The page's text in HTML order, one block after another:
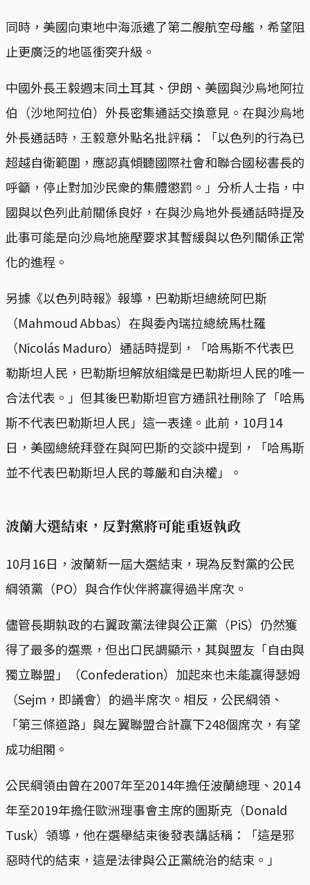
同時，美國向東地中海派遣了第二艘航空母艦，希望阻
止更廣泛的地區衝突升級。
中國外長王毅週末同土耳其、伊朗、美國與沙烏地阿拉
伯（沙地阿拉伯）外長密集通話交換意見。在與沙烏地
外長通話時，王毅意外點名批評稱：「以色列的行為已
超越自衛範圍，應認真傾聽國際社會和聯合國秘書長的
呼籲，停止對加沙民衆的集體懲罰。」分析人士指，中
國與以色列此前關係良好，在與沙烏地外長通話時提及
此事可能是向沙烏地施壓要求其暫緩與以色列關係正常
化的進程。
另據《以色列時報》報導，巴勒斯坦總統阿巴斯
（Mahmoud Abbas）在與委內瑞拉總統馬杜羅
（Nicolás Maduro）通話時提到，「哈馬斯不代表巴
勒斯坦人民，巴勒斯坦解放組織是巴勒斯坦人民的唯一
合法代表。」但其後巴勒斯坦官方通訊社刪除了「哈馬
斯不代表巴勒斯坦人民」這一表達。此前，10月14
日，美國總統拜登在與阿巴斯的交談中提到，「哈馬斯
並不代表巴勒斯坦人民的尊嚴和自決權」。
波蘭大選結束，反對黨將可能重返執政
10月16日，波蘭新一屆大選結束，現為反對黨的公民
綱領黨（PO）與合作伙伴將贏得過半席次。
儘管長期執政的右翼政黨法律與公正黨（PiS）仍然獲
得了最多的選票，但出口民調顯示，其與盟友「自由與
獨立聯盟」（Confederation）加起來也未能贏得瑟姆
（Sejm，即議會）的過半席次。相反，公民綱領、
「第三條道路」與左翼聯盟合計贏下248個席次，有望
成功組閣。
公民綱領由曾在2007年至2014年擔任波蘭總理、2014
年至2019年擔任歐洲理事會主席的圖斯克（Donald
Tusk）領導，他在選舉結束後發表講話稱：「這是邪
惡時代的結束，這是法律與公正黨統治的結束。」